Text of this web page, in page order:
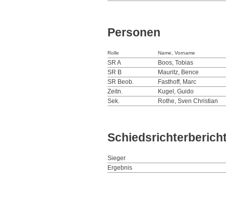
Personen
Rolle Name, Vorname
SR A
Boos, Tobias
SR B
Mauritz, Bence
SR Beob.
Fasthoff, Marc
Zeitn.
Kugel, Guido
Sek.
Rothe, Sven Christian
Sieger
Ergebnis